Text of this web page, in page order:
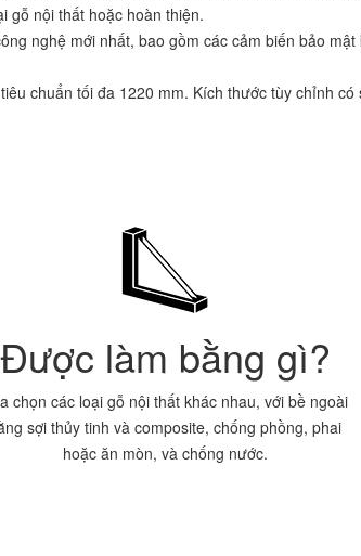
gỗ nội thất hoặc hoàn thiện.
nghệ mới nhất, bao gồm các cảm biến bảo mật
chuẩn tối đa 1220 mm. Kích thước tùy chỉnh có
Được làm bằng gì?
chọn các loại gỗ nội thất khác nhau, với bề ngoài
sợi thủy tinh và composite, chống phồng, phai
hoặc ăn mòn, và chống nước.